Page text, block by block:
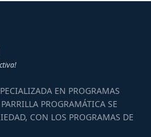
EN PROGRAMAS
PROGRAMÁTICA SE
CON LOS PROGRAMAS DE